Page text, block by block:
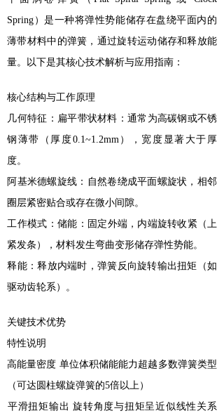
Spring‌）是一种将弹性势能储存在盘绕平面内的
薄带材料中的弹簧，通过旋转运动储存和释放能
量。以下是其核心技术解析与应用指南：
‌核心结构与工作原理‌
‌几何特征‌：‌扁平带状材料‌：通常为高碳钢或不锈
钢薄带（厚度0.1~1.2mm），宽度显著大于厚
度。
‌阿基米德螺旋线‌：自然卷绕成平面螺旋状，相邻
圈层紧密贴合或存在微小间隙。
‌工作模式‌：‌储能‌：固定外端，内端旋转收紧（上
紧发条），材料发生弯曲变形储存弹性势能。
‌释能‌：释放内端时，弹簧反向旋转输出扭矩（如
驱动齿轮系）。
‌关键技术优势‌
‌特性‌‌说明‌
‌高能量密度‌ 单位体积储能能力超越多数弹簧类型
（可达圆柱螺旋弹簧的5倍以上）
‌平滑扭矩输出‌ 旋转角度与扭矩呈近似线性关系